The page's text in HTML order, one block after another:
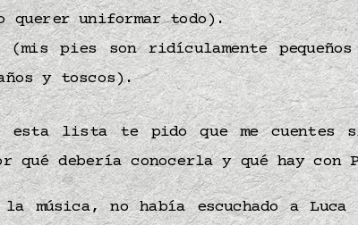
querer uniformar todo).
(mis pies son ridículamente
y toscos).
esta lista te pido que me cuentes
qué debería conocerla y qué hay con
música, no había escuchado a Luca